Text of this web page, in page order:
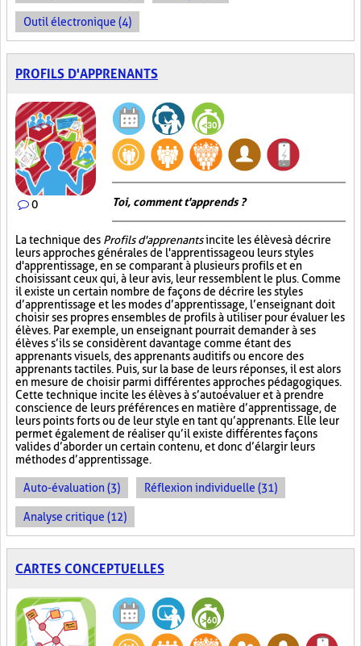
Outil électronique (4)
PROFILS D'APPRENANTS
0 Toi, comment t'apprends ?
La technique des Profils d'apprenantsincite les élèves à décrire
leurs approches générales de l'apprentissage ou leurs styles
d'apprentissage, en se comparant à plusieurs profils et en
choisissant ceux qui, à leur avis, leur ressemblent le plus. Comme
il existe un certain nombre de façons de décrire les styles
d’apprentissage et les modes d’apprentissage, l’enseignant doit
choisir ses propres ensembles de profils à utiliser pour évaluer les
élèves. Par exemple, un enseignant pourrait demander à ses
élèves s’ils se considèrent davantage comme étant des
apprenants visuels, des apprenants auditifs ou encore des
apprenants tactiles. Puis, sur la base de leurs réponses, il est alors
en mesure de choisir parmi différentes approches pédagogiques.
Cette technique incite les élèves à s’autoévaluer et à prendre
conscience de leurs préférences en matière d’apprentissage, de
leurs points forts ou de leur style en tant qu’apprenants. Elle leur
permet également de réaliser qu’il existe différentes façons
valides d’aborder un certain contenu, et donc d’élargir leurs
méthodes d’apprentissage.
Auto-évaluation (3) Réflexion individuelle (31)
Analyse critique (12)
CARTES CONCEPTUELLES